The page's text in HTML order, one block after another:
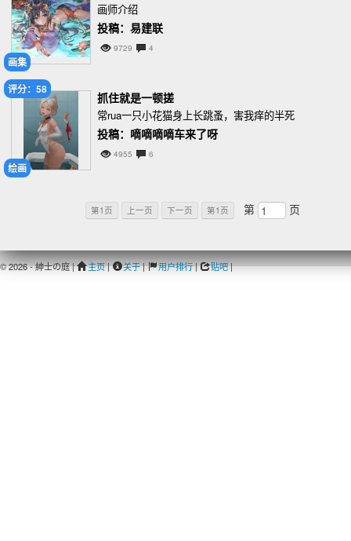
画集
画师介绍
投稿：易建联
9729 4
绘画
评分：58
抓住就是一顿搓
常rua一只小花猫身上长跳蚤，害我痒的半死
投稿：嘀嘀嘀嘀车来了呀
4955 6
第1页 上一页 下一页 第1页 第 页
© 2026 - 紳士の庭 | 主页| 关于| 用户排行| 贴吧|